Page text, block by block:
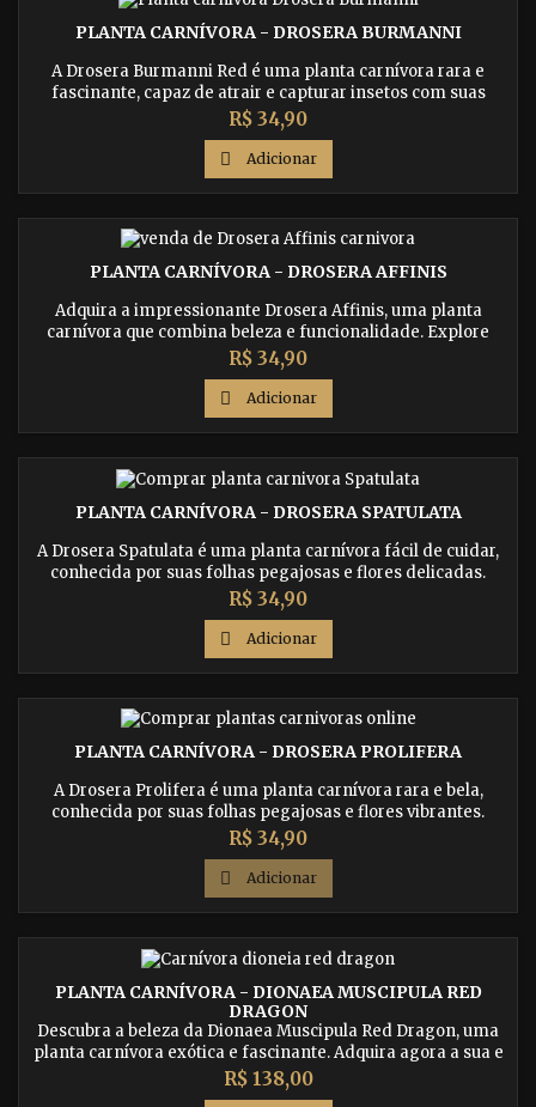
PLANTA CARNÍVORA - DROSERA BURMANNI
A Drosera Burmanni Red é uma planta carnívora rara e
fascinante, capaz de atrair e capturar insetos com suas
folhas pegajosas. Compre agora essa planta exótica e
adicione um toque único ao seu jardim.
Preço
R$ 34,90
 Adicionar
PLANTA CARNÍVORA - DROSERA AFFINIS
Adquira a impressionante Drosera Affinis, uma planta
carnívora que combina beleza e funcionalidade. Explore
suas armadilhas vivas e enriqueça sua coleção botânica.
Preço
R$ 34,90
 Adicionar
PLANTA CARNÍVORA - DROSERA SPATULATA
A Drosera Spatulata é uma planta carnívora fácil de cuidar,
conhecida por suas folhas pegajosas e flores delicadas.
Compre agora essa planta exótica e desfrute da beleza e
singularidade dessa espécie única.
Preço
R$ 34,90
 Adicionar
PLANTA CARNÍVORA - DROSERA PROLIFERA
A Drosera Prolifera é uma planta carnívora rara e bela,
conhecida por suas folhas pegajosas e flores vibrantes.
Compre agora essa espécie única e desfrute de sua beleza
exótica em seu jardim ou coleção de plantas.
Preço
R$ 34,90
 Adicionar
PLANTA CARNÍVORA - DIONAEA MUSCIPULA RED
DRAGON
Descubra a beleza da Dionaea Muscipula Red Dragon, uma
planta carnívora exótica e fascinante. Adquira agora a sua e
receba em casa com segurança.
Preço
R$ 138,00